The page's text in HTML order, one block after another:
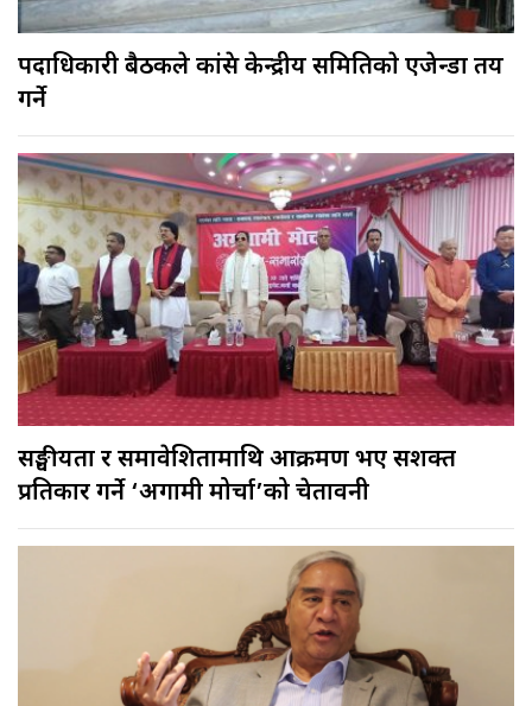
पदाधिकारी बैठकले कांग्रेस केन्द्रीय समितिकाे एजेन्डा तय
गर्ने
सङ्घीयता र समावेशितामाथि आक्रमण भए सशक्त
प्रतिकार गर्ने ‘अग्रगामी मोर्चा’को चेतावनी